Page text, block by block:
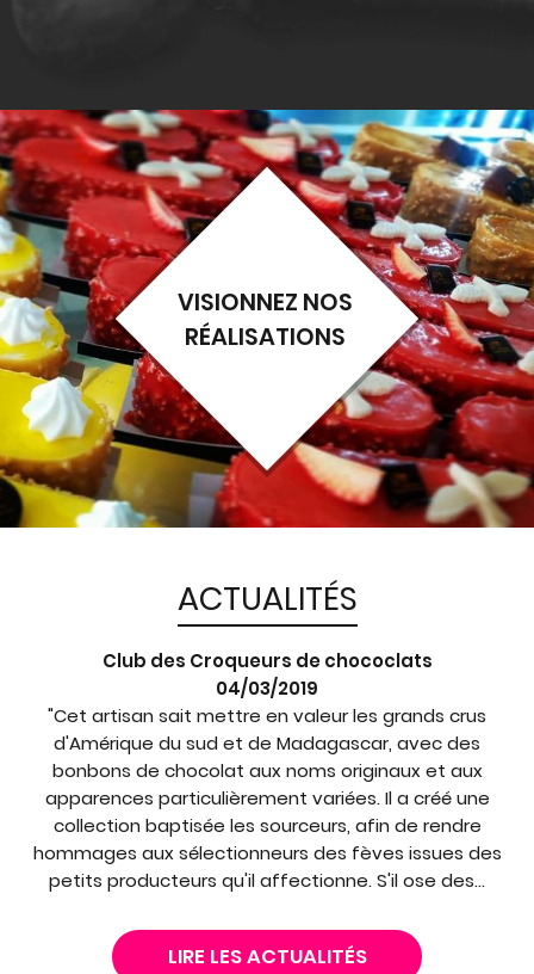
VISIONNEZ NOS
RÉALISATIONS
ACTUALITÉS
Club des Croqueurs de chococlats
04/03/2019
"Cet artisan sait mettre en valeur les grands crus
d'Amérique du sud et de Madagascar, avec des
bonbons de chocolat aux noms originaux et aux
apparences particulièrement variées. Il a créé une
collection baptisée les sourceurs, afin de rendre
hommages aux sélectionneurs des fèves issues des
petits producteurs qu'il affectionne. S'il ose des...
LIRE LES ACTUALITÉS